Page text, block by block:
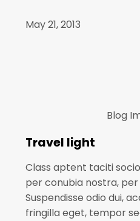
May 21, 2013
Blog
Travel light
Class aptent taciti
per conubia nostra,
Suspendisse odio dui,
fringilla eget, tempor